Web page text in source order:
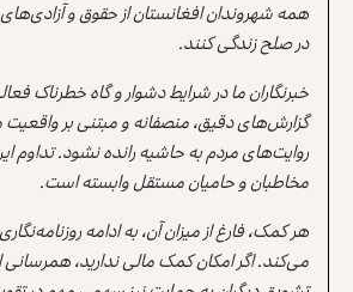
همه شهروندان افغانستان از حقوق و آزادی‌های
در صلح زندگی کنند.
خبرنگاران ما در شرایط دشوار و گاه خطرناک
گزارش‌های دقیق، منصفانه و مبتنی بر
روایت‌های مردم به حاشیه رانده نشود. تداوم
مخاطبان و حامیان مستقل وابسته است.
هر کمک، فارغ از میزان آن، به ادامه
می‌کند. اگر امکان کمک مالی ندارید،